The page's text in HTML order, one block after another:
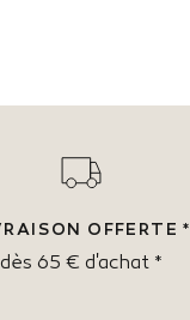
OFFERTE *
dès 65 € d'achat *